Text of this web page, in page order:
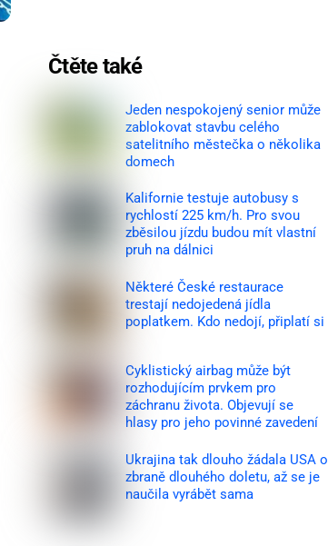
Čtěte také
Jeden nespokojený senior může
zablokovat stavbu celého
satelitního městečka o několika
domech
Kalifornie testuje autobusy s
rychlostí 225 km/h. Pro svou
zběsilou jízdu budou mít vlastní
pruh na dálnici
Některé České restaurace
trestají nedojedená jídla
poplatkem. Kdo nedojí, připlatí si
Cyklistický airbag může být
rozhodujícím prvkem pro
záchranu života. Objevují se
hlasy pro jeho povinné zavedení
Ukrajina tak dlouho žádala USA o
zbraně dlouhého doletu, až se je
naučila vyrábět sama